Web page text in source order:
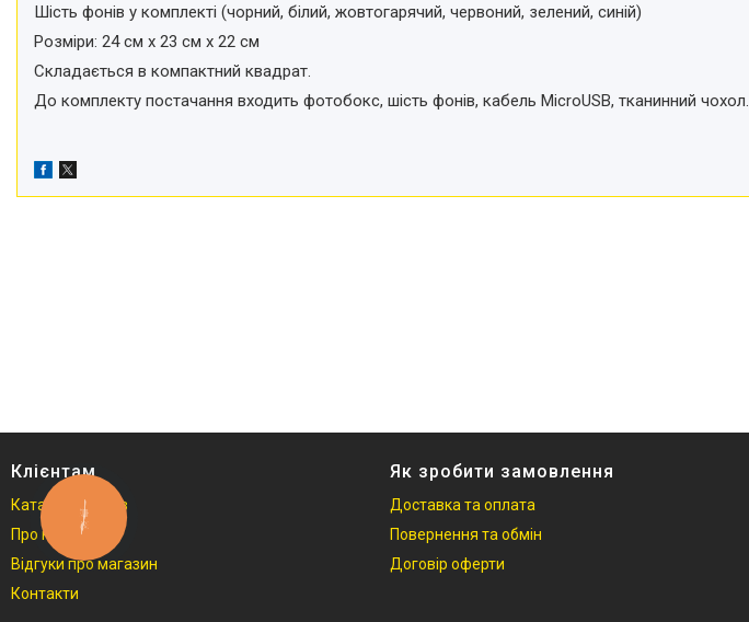
Генератори диму
Аксесуари для фото-
Товари для дому
Відеоогляди наших клієнтів
Шість фонів у комплекті (чорний, білий, жовтогарячий, червоний, зелений, синій)
Розміри: 24 см x 23 см x 22 см
Складається в компактний квадрат.
До комплекту постачання входить фотобокс, шість фонів, кабель MicroUSB, тканинний чохол.
Клієнтам
Каталог товарів
Про нас
Відгуки про магазин
Контакти
Як зробити замовлення
Доставка та оплата
Повернення та обмін
Договір оферти
КНОПКА
ЗВ'ЯЗКУ